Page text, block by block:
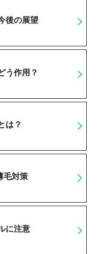
後の展望
う作用？
は？
毛対策
に注意